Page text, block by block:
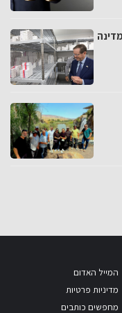
המייל האדום
מדיניות פרטיות
מחפשים כותבים